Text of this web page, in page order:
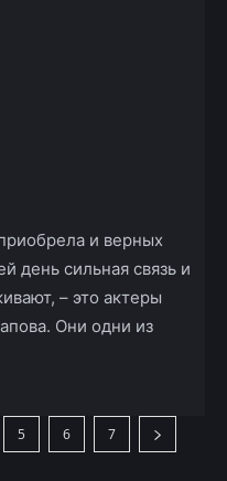
и верных
день сильная связь и
– это актеры
Они одни из
5 6 7